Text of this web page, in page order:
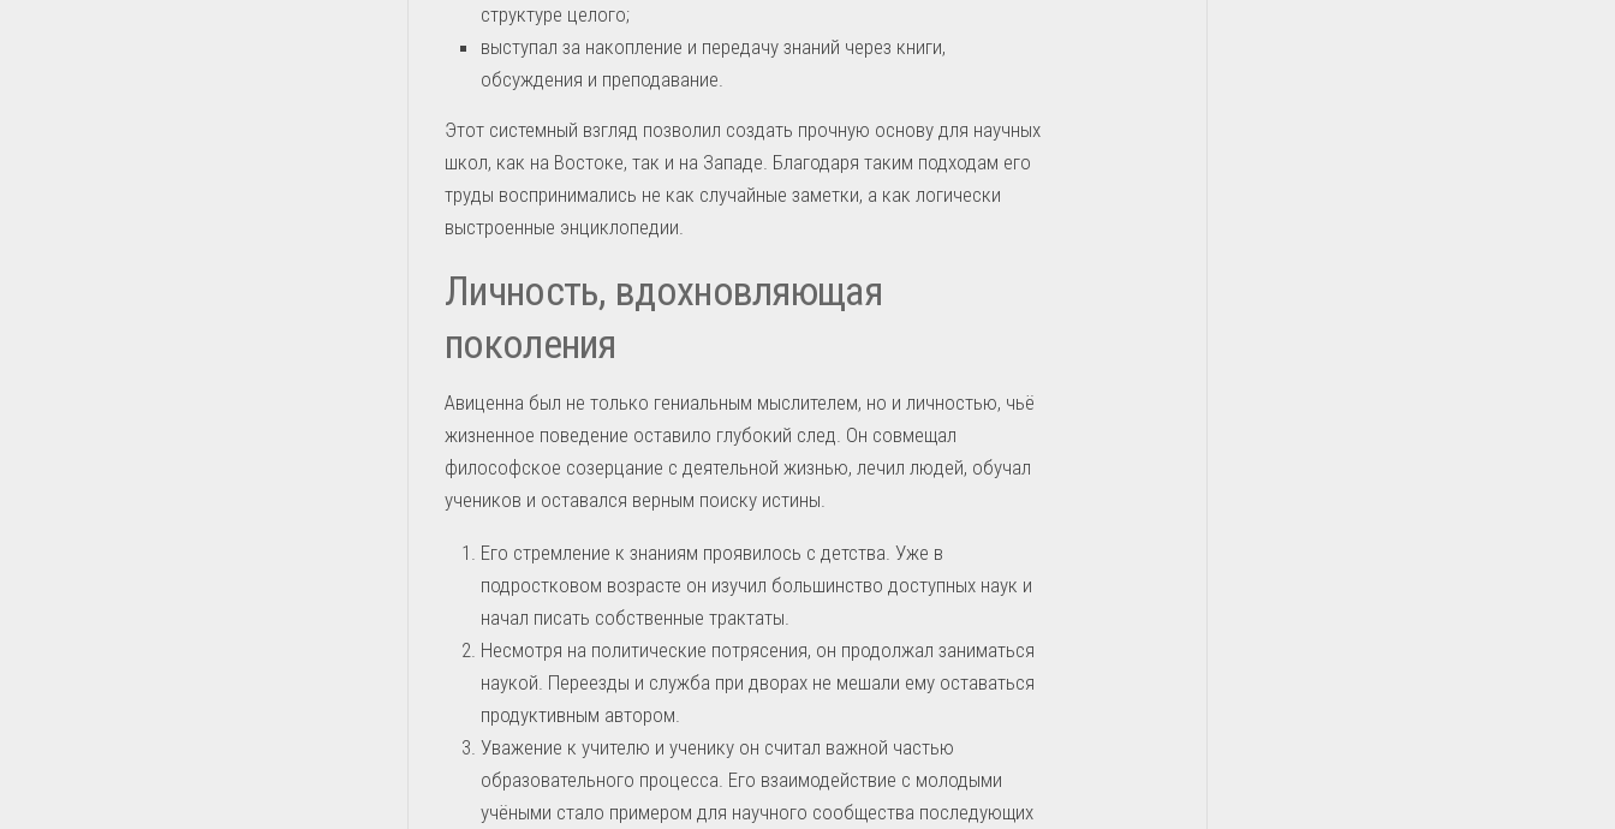
структуре целого;
выступал за накопление и передачу знаний через книги,
обсуждения и преподавание.
Этот системный взгляд позволил создать прочную основу для научных
школ, как на Востоке, так и на Западе. Благодаря таким подходам его
труды воспринимались не как случайные заметки, а как логически
выстроенные энциклопедии.
Личность, вдохновляющая
поколения
Авиценна был не только гениальным мыслителем, но и личностью, чьё
жизненное поведение оставило глубокий след. Он совмещал
философское созерцание с деятельной жизнью, лечил людей, обучал
учеников и оставался верным поиску истины.
Его стремление к знаниям проявилось с детства. Уже в
подростковом возрасте он изучил большинство доступных наук и
начал писать собственные трактаты.
Несмотря на политические потрясения, он продолжал заниматься
наукой. Переезды и служба при дворах не мешали ему оставаться
продуктивным автором.
Уважение к учителю и ученику он считал важной частью
образовательного процесса. Его взаимодействие с молодыми
учёными стало примером для научного сообщества последующих